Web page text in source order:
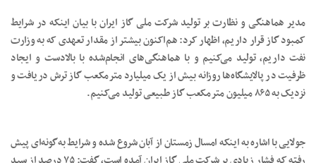
مدیر هماهنگی و نظارت بر تولید شرکت ملی گاز ایران با بیان اینکه در شرایط
کمبود گاز قرار داریم، اظهار کرد: هم‌اکنون بیشتر از مقدار تعهدی که به وزارت
نفت داریم، تولید می‌کنیم و با هماهنگی‌های انجام‌شده با بالادست و ایجاد
ظرفیت‌ در پالایشگاه‌ها روزانه بیش از یک میلیارد مترمکعب گاز ترش دریافت و
نزدیک به ۸۶۵ میلیون مترمکعب گاز طبیعی تولید می‌کنیم.
جولایی با اشاره به اینکه امسال زمستان از آبان شروع شده و شرایط به‌گونه‌ای پیش